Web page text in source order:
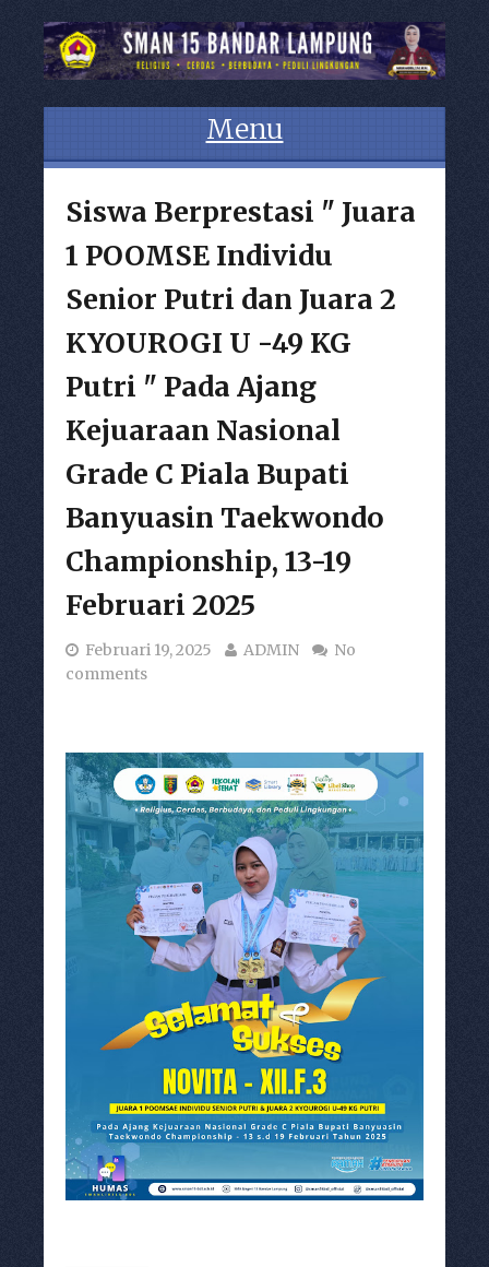
Menu
Siswa Berprestasi " Juara
1 POOMSE Individu
Senior Putri dan Juara 2
KYOUROGI U -49 KG
Putri " Pada Ajang
Kejuaraan Nasional
Grade C Piala Bupati
Banyuasin Taekwondo
Championship, 13-19
Februari 2025
Februari 19, 2025 ADMIN
No
comments